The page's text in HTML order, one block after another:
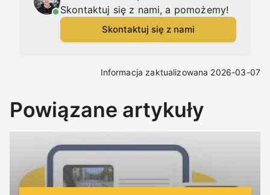
Skontaktuj się z nami, a pomożemy!
Skontaktuj się z nami
Informacja zaktualizowana 2026-03-07
Powiązane artykuły